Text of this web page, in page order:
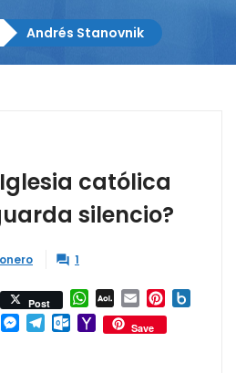
Andrés Stanovnik
católica
silencio?
 1
Post WhatsApp
AOL
Mail
Email Pinterest
RedditMessenger
Telegram
Outlook.com
Yahoo
Mail
Save